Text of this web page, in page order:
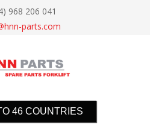
968 206 041
hnn-parts.com
46 COUNTRIES